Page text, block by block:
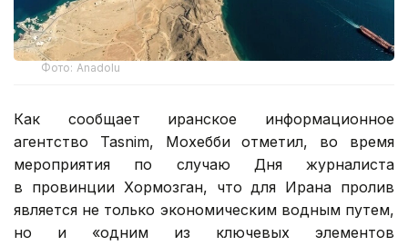
Фото: Anadolu
Как сообщает иранское информационное
агентство Tasnim, Мохебби отметил, во время
мероприятия по случаю Дня журналиста
в провинции Хормозган, что для Ирана пролив
является не только экономическим водным путем,
но и «одним из ключевых элементов